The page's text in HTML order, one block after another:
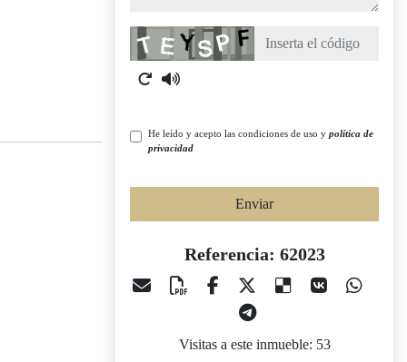
Captcha
He leído y acepto las condiciones de uso y política de
privacidad
Enviar
Referencia: 62023
Visitas a este inmueble: 53